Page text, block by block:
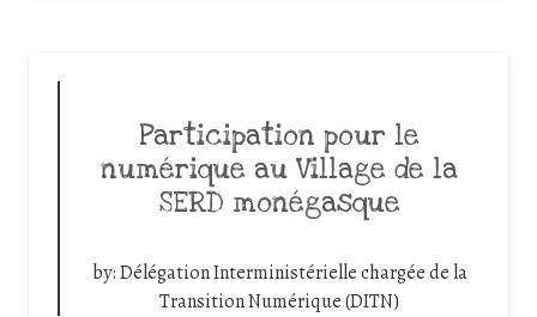
Participation pour le
numérique au Village de la
SERD monégasque
by:Délégation Interministérielle chargée de la
Transition Numérique (DITN)